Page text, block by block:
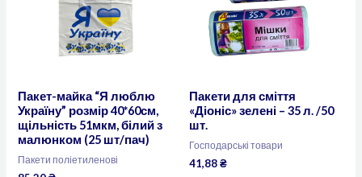
Пакет-майка “Я люблю
Україну” розмір 40*60см,
щільність 51мкм, білий з
малюнком (25 шт/пач)
Пакети поліетиленові
Пакети для сміття
«Діоніс» зелені – 35 л. /50
шт.
Господарські товари
41,88₴